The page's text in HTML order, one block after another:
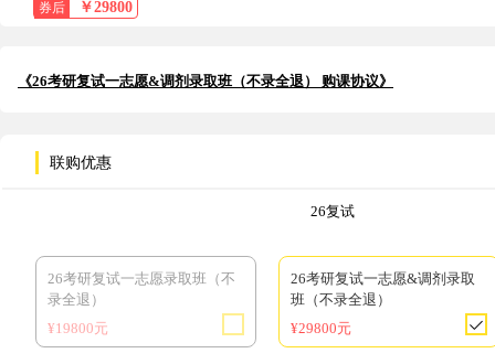
券后
￥29800
《26考研复试一志愿&调剂录取班（不录全退） 购课协议》
联购优惠
26复试
26考研复试一志愿录取班（不
录全退）
¥19800元
26考研复试一志愿&调剂录取
班（不录全退）
¥29800元